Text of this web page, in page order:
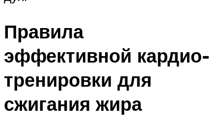
Правила
эффективной кардио-
тренировки для
сжигания жира